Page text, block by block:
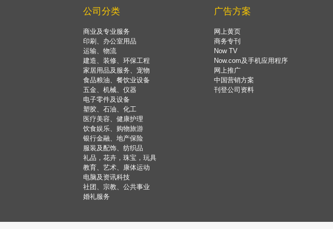
公司分类
商业及专业服务
印刷、办公室用品
运输、物流
建造、装修、环保工程
家居用品及服务、宠物
食品粮油、餐饮业设备
五金、机械、仪器
电子零件及设备
塑胶、石油、化工
医疗美容、健康护理
饮食娱乐、购物旅游
银行金融、地产保险
服装及配饰、纺织品
礼品，花卉，珠宝，玩具
教育、艺术、康体运动
电脑及资讯科技
社团、宗教、公共事业
婚礼服务
广告方案
网上黄页
商务专刊
Now TV
Now.com及手机应用程序
网上推广
中国营销方案
刊登公司资料